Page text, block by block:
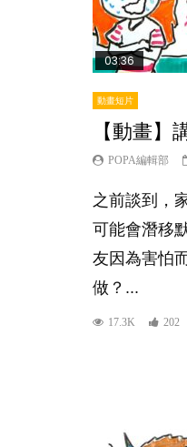
03:36
動畫短片
【動畫】
POPA編輯部
之前談到，
可能會潛移
友因為害怕
做？...
17.3K 202